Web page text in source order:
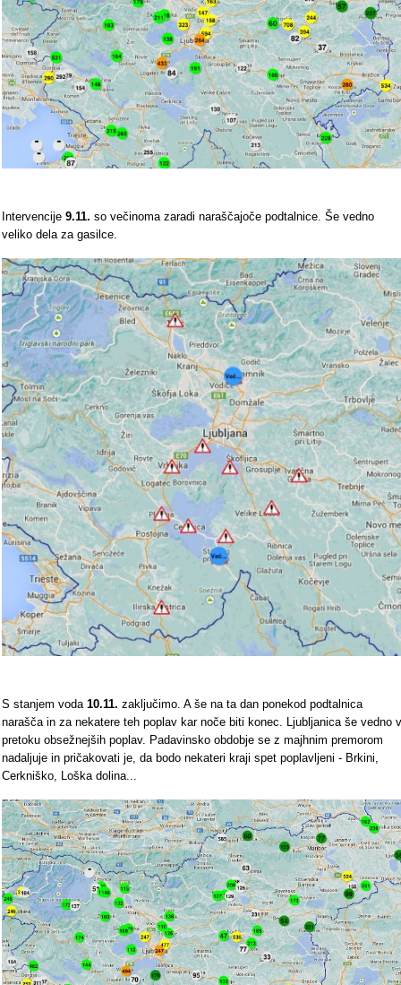
Intervencije 9.11. so večinoma zaradi naraščajoče podtalnice. Še vedno
veliko dela za gasilce.
S stanjem voda 10.11. zaključimo. A še na ta dan ponekod podtalnica
narašča in za nekatere teh poplav kar noče biti konec. Ljubljanica še vedno v
pretoku obsežnejših poplav. Padavinsko obdobje se z majhnim premorom
nadaljuje in pričakovati je, da bodo nekateri kraji spet poplavljeni - Brkini,
Cerkniško, Loška dolina...